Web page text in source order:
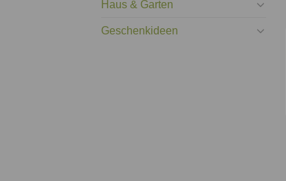
Haus & Garten
Geschenkideen